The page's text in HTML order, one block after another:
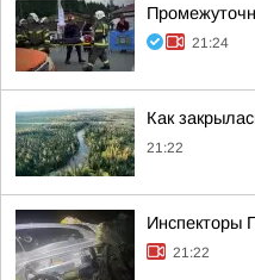
21:24
Как
21:22
Инспекторы
21:22